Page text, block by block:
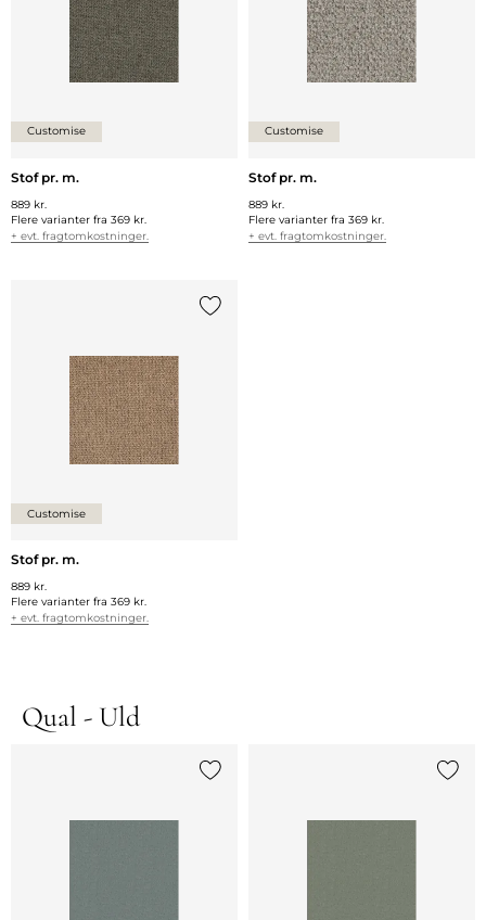
Customise
Stof pr. m.
889 kr.
Flere varianter fra 369 kr.
+ evt. fragtomkostninger.
Customise
Stof pr. m.
889 kr.
Flere varianter fra 369 kr.
+ evt. fragtomkostninger.
Customise
Stof pr. m.
889 kr.
Flere varianter fra 369 kr.
+ evt. fragtomkostninger.
Qual - Uld